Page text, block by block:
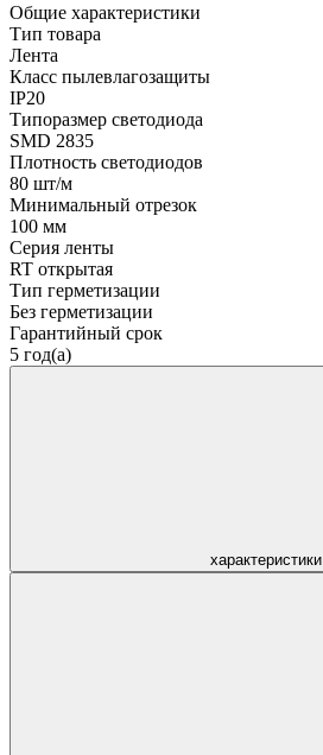
Общие характеристики
Тип товара
Лента
Класс пылевлагозащиты
IP20
Типоразмер светодиода
SMD 2835
Плотность светодиодов
80 шт/м
Минимальный отрезок
100 мм
Серия ленты
RT открытая
Тип герметизации
Без герметизации
Гарантийный срок
5 год(а)
характеристики